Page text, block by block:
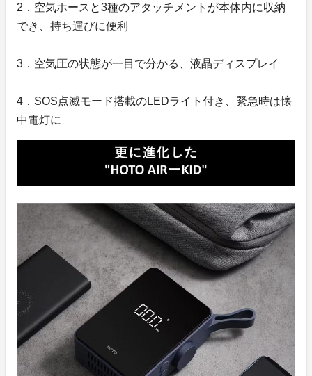
2．空気ホースと3種のアタッチメントが本体内に収納
でき、持ち運びに便利
3．空気圧の状態が一目で分かる、液晶ディスプレイ
4．SOS点滅モード搭載のLEDライト付き、緊急時は懐
中電灯に